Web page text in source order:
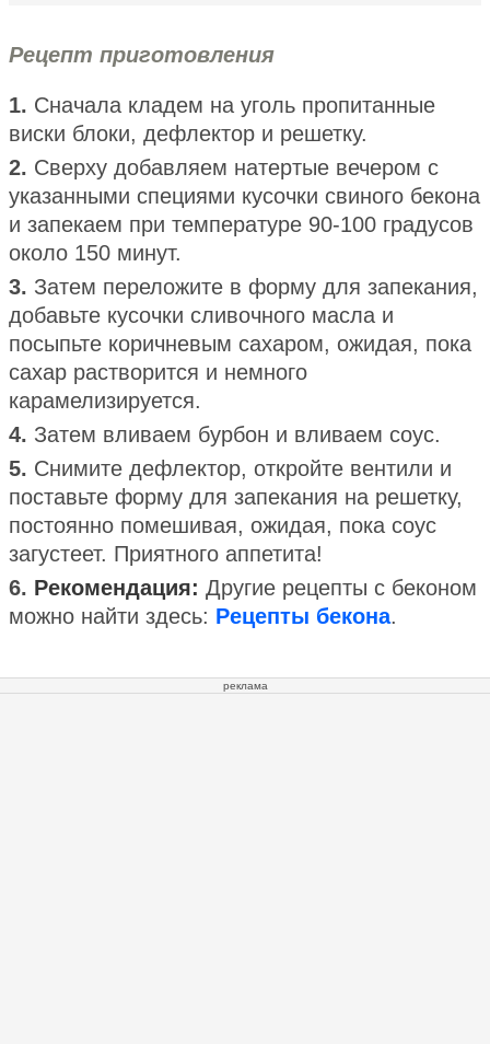
Рецепт приготовления
1. Сначала кладем на уголь пропитанные
виски блоки, дефлектор и решетку.
2. Сверху добавляем натертые вечером с
указанными специями кусочки свиного бекона
и запекаем при температуре 90-100 градусов
около 150 минут.
3. Затем переложите в форму для запекания,
добавьте кусочки сливочного масла и
посыпьте коричневым сахаром, ожидая, пока
сахар растворится и немного
карамелизируется.
4. Затем вливаем бурбон и вливаем соус.
5. Снимите дефлектор, откройте вентили и
поставьте форму для запекания на решетку,
постоянно помешивая, ожидая, пока соус
загустеет. Приятного аппетита!
6. Рекомендация: Другие рецепты с беконом
можно найти здесь: Рецепты бекона.
реклама